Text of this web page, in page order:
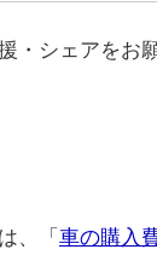
・シェアをお
、「 車の購入